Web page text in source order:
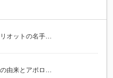
オットの名手…
由来とアポロ…